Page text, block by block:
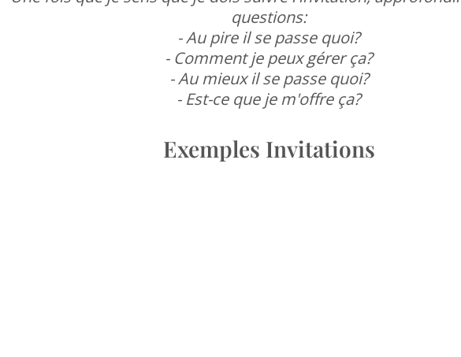
questions:
- Au pire il se passe quoi?
- Comment je peux gérer ça?
- Au mieux il se passe quoi?
- Est-ce que je m'offre ça?
Exemples Invitations